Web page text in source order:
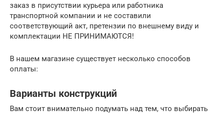
заказ в присутствии курьера или работника
транспортной компании и не составили
соответствующий акт, претензии по внешнему виду и
комплектации НЕ ПРИНИМАЮТСЯ!
В нашем магазине существует несколько способов
оплаты:
Варианты конструкций
Вам стоит внимательно подумать над тем, что выбирать